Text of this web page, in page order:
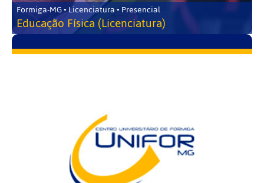
Formiga-MG • Licenciatura • Presencial
Educação Física (Licenciatura)